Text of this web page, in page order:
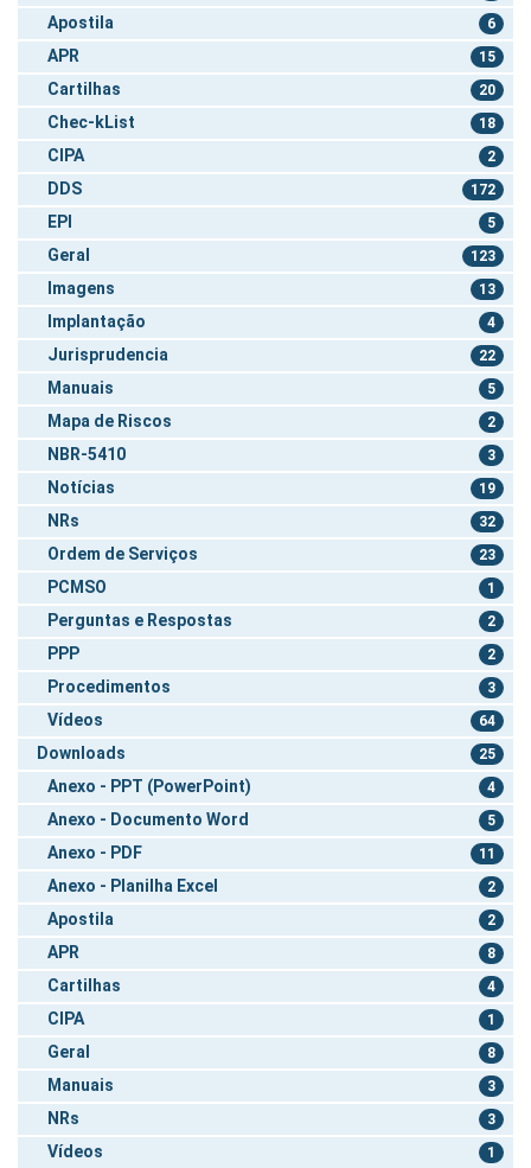
Apostila 6
APR 15
Cartilhas 20
Chec-kList 18
CIPA 2
DDS 172
EPI 5
Geral 123
Imagens 13
Implantação 4
Jurisprudencia 22
Manuais 5
Mapa de Riscos 2
NBR-5410 3
Notícias 19
NRs 32
Ordem de Serviços 23
PCMSO 1
Perguntas e Respostas 2
PPP 2
Procedimentos 3
Vídeos 64
Downloads 25
Anexo - PPT (PowerPoint) 4
Anexo - Documento Word 5
Anexo - PDF 11
Anexo - Planilha Excel 2
Apostila 2
APR 8
Cartilhas 4
CIPA 1
Geral 8
Manuais 3
NRs 3
Vídeos 1